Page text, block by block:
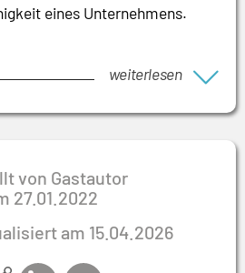
eines Unternehmens.
weiterlesen
von Gastautor
27.01.2022
am 15.04.2026